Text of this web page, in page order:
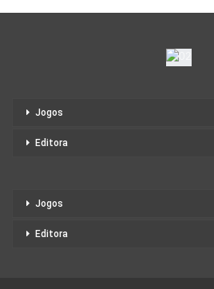
Jogos
Editora
Jogos
Editora